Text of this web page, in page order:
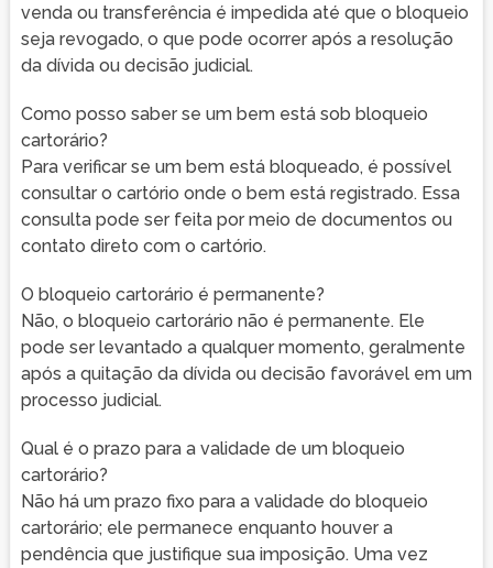
venda ou transferência é impedida até que o bloqueio
seja revogado, o que pode ocorrer após a resolução
da dívida ou decisão judicial.
Como posso saber se um bem está sob bloqueio
cartorário?
Para verificar se um bem está bloqueado, é possível
consultar o cartório onde o bem está registrado. Essa
consulta pode ser feita por meio de documentos ou
contato direto com o cartório.
O bloqueio cartorário é permanente?
Não, o bloqueio cartorário não é permanente. Ele
pode ser levantado a qualquer momento, geralmente
após a quitação da dívida ou decisão favorável em um
processo judicial.
Qual é o prazo para a validade de um bloqueio
cartorário?
Não há um prazo fixo para a validade do bloqueio
cartorário; ele permanece enquanto houver a
pendência que justifique sua imposição. Uma vez